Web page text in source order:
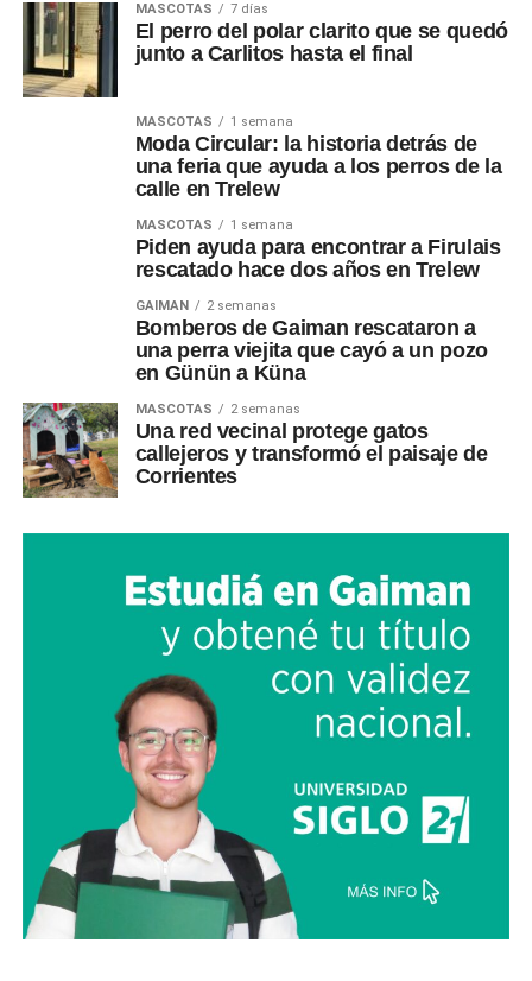
MASCOTAS 7 días
El perro del polar clarito que se quedó
junto a Carlitos hasta el final
MASCOTAS 1 semana
Moda Circular: la historia detrás de
una feria que ayuda a los perros de la
calle en Trelew
MASCOTAS 1 semana
Piden ayuda para encontrar a Firulais
rescatado hace dos años en Trelew
GAIMAN 2 semanas
Bomberos de Gaiman rescataron a
una perra viejita que cayó a un pozo
en Günün a Küna
MASCOTAS 2 semanas
Una red vecinal protege gatos
callejeros y transformó el paisaje de
Corrientes